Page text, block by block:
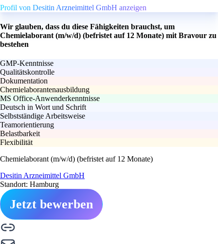
Profil von Desitin Arzneimittel GmbH anzeigen
Wir glauben, dass du diese Fähigkeiten brauchst, um
Chemielaborant (m/w/d) (befristet auf 12 Monate) mit Bravour zu
bestehen
GMP-Kenntnisse
Qualitätskontrolle
Dokumentation
Chemielaborantenausbildung
MS Office-Anwenderkenntnisse
Deutsch in Wort und Schrift
Selbstständige Arbeitsweise
Teamorientierung
Belastbarkeit
Flexibilität
Chemielaborant (m/w/d) (befristet auf 12 Monate)
Desitin Arzneimittel GmbH
Standort: Hamburg
Jetzt bewerben